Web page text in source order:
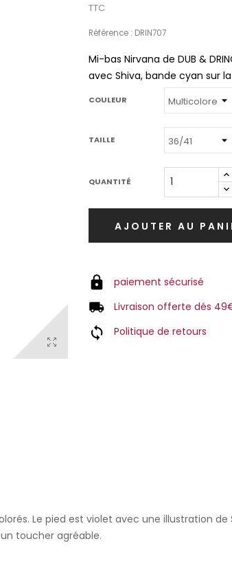
TTC
Référence : DRIN707
Mi-bas Nirvana de DUB &
avec Shiva, bande cyan sur
COULEUR
TAILLE
QUANTITÉ
AJOUTER AU
paiement sécurisé
Livraison offerte dés
Politique de retours
Le pied est violet avec une illustration
toucher agréable.